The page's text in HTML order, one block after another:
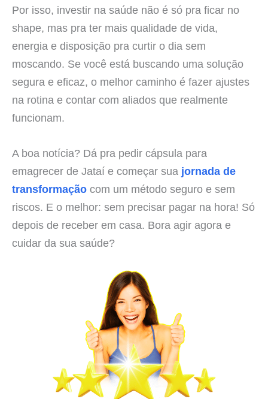
Por isso, investir na saúde não é só pra ficar no
shape, mas pra ter mais qualidade de vida,
energia e disposição pra curtir o dia sem
moscando. Se você está buscando uma solução
segura e eficaz, o melhor caminho é fazer ajustes
na rotina e contar com aliados que realmente
funcionam.
A boa notícia? Dá pra pedir cápsula para
emagrecer de Jataí e começar sua jornada de
transformação com um método seguro e sem
riscos. E o melhor: sem precisar pagar na hora! Só
depois de receber em casa. Bora agir agora e
cuidar da sua saúde?